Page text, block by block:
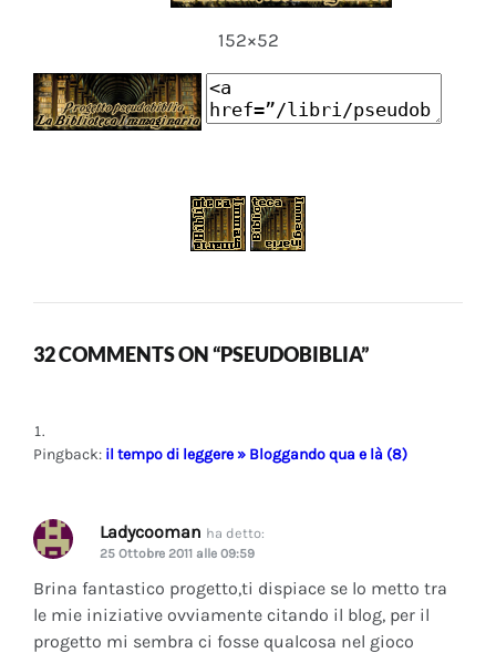
152×52
32 COMMENTS ON “PSEUDOBIBLIA”
Pingback: il tempo di leggere » Bloggando qua e là (8)
Ladycooman ha detto:
25 Ottobre 2011 alle 09:59
Brina fantastico progetto,ti dispiace se lo metto tra
le mie iniziative ovviamente citando il blog, per il
progetto mi sembra ci fosse qualcosa nel gioco